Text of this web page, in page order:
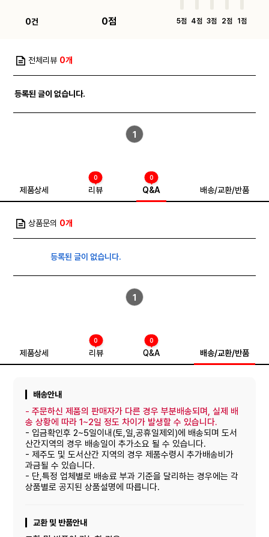
0건 0점 5점 4점 3점 2점 1점
전체리뷰 0개
등록된 글이 없습니다.
1
제품상세 리뷰
0
Q&A
0
배송/교환/반품
상품문의 0개
등록된 글이 없습니다.
1
제품상세 리뷰
0
Q&A
0
배송/교환/반품
배송안내
-주문하신 제품의 판매자가 다른 경우 부분배송되며, 실제 배
송 상황에 따라 1~2일 정도 차이가 발생할 수 있습니다.
- 입금확인후 2~5일이내(토,일,공휴일제외)에 배송되며 도서
산간지역의 경우 배송일이 추가소요 될 수 있습니다.
- 제주도 및 도서산간 지역의 경우 제품수령시 추가배송비가
과금될 수 있습니다.
- 단,특정 업체별로 배송료 부과 기준을 달리하는 경우에는 각
상품별로 공지된 상품설명에 따릅니다.
교환 및 반품안내